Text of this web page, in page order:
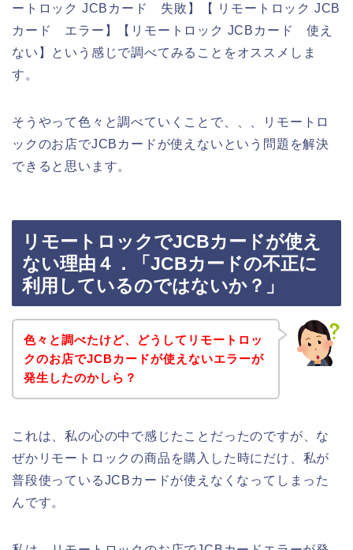
ートロック JCBカード 失敗】【 リモートロック JCB
カード エラー】【リモートロック JCBカード 使え
ない】という感じで調べてみることをオススメしま
す。
そうやって色々と調べていくことで、、、リモートロ
ックのお店でJCBカードが使えないという問題を解決
できると思います。
リモートロックでJCBカードが使え
ない理由４．「JCBカードの不正に
利用しているのではないか？」
色々と調べたけど、どうしてリモートロッ
クのお店でJCBカードが使えないエラーが
発生したのかしら？
これは、私の心の中で感じたことだったのですが、な
ぜかリモートロックの商品を購入した時にだけ、私が
普段使っているJCBカードが使えなくなってしまった
んです。